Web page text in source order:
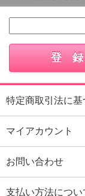
特定商取引法に基
マイアカウント
お問い合わせ
支払い方法につい